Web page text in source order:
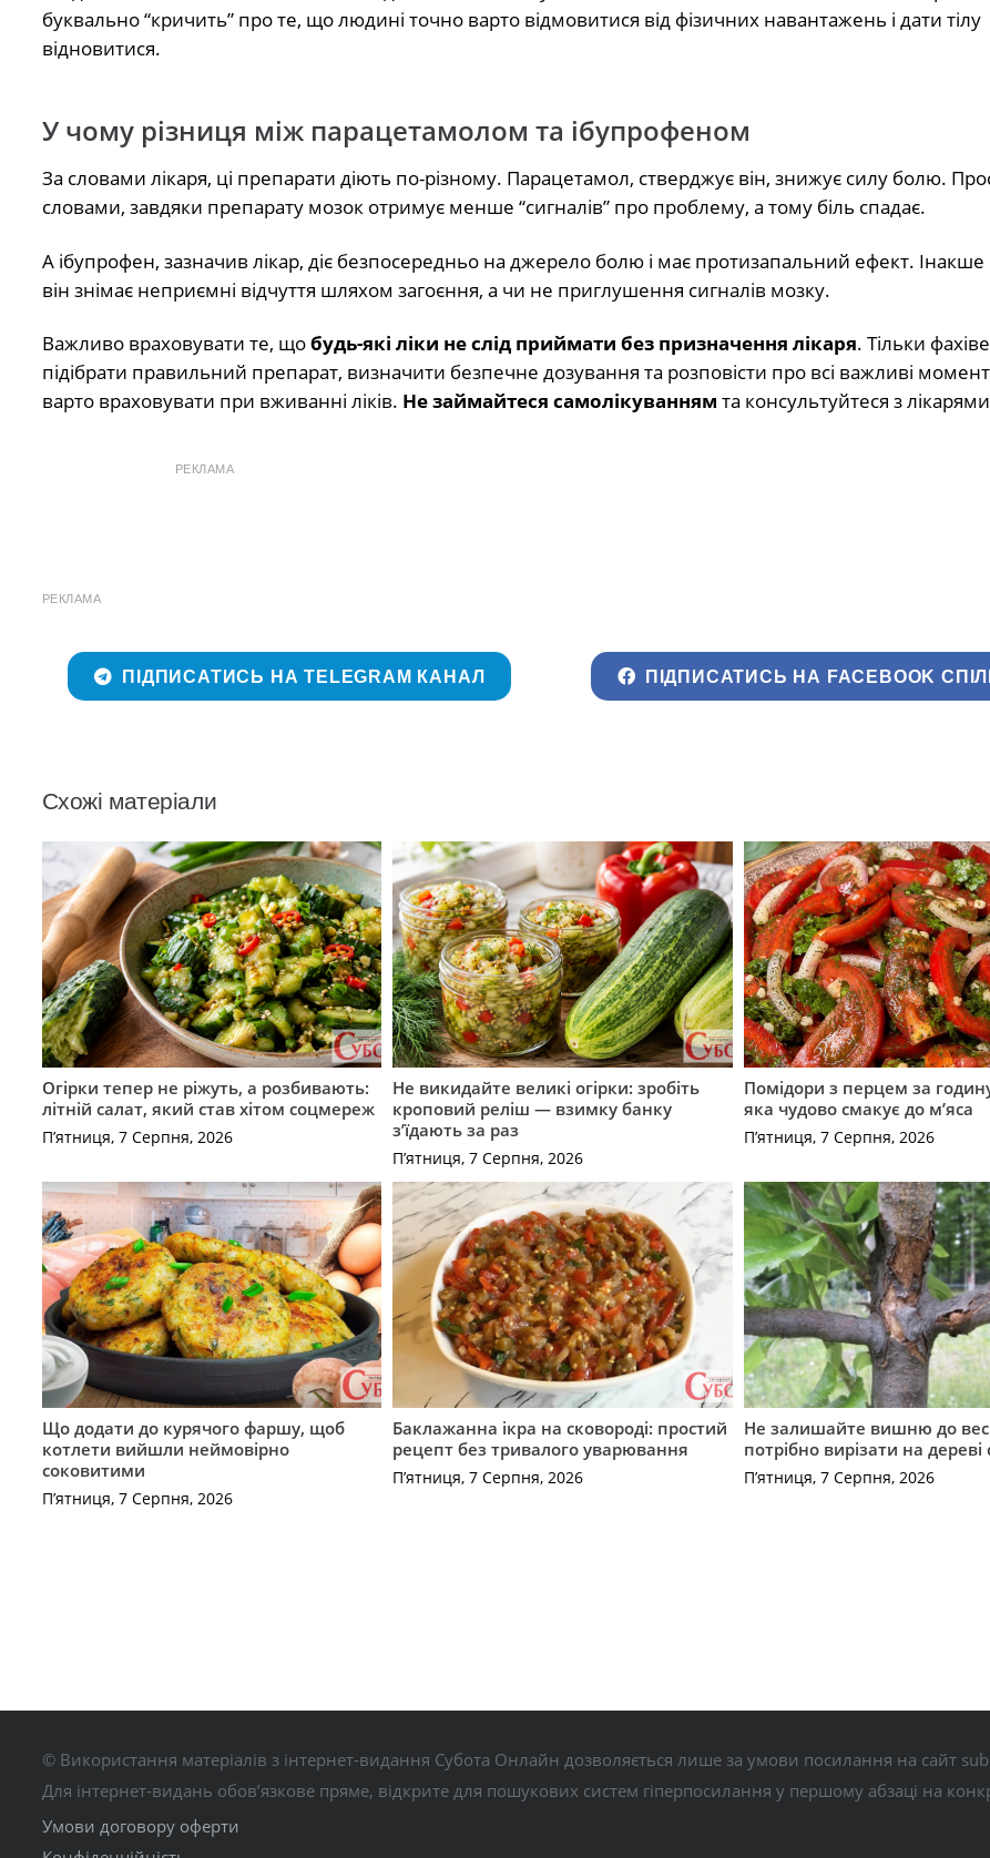
буквально “кричить” про те, що людині точно варто відмовитися від фізичних навантажень і дати тілу
відновитися.
У чому різниця між парацетамолом та ібупрофеном
За словами лікаря, ці препарати діють по-різному. Парацетамол, стверджує він, знижує силу болю.
словами, завдяки препарату мозок отримує менше “сигналів” про проблему, а тому біль спадає.
А ібупрофен, зазначив лікар, діє безпосередньо на джерело болю і має протизапальний ефект.
він знімає неприємні відчуття шляхом загоєння, а чи не приглушення сигналів мозку.
Важливо враховувати те, щобудь-які ліки не слід приймати без призначення лікаря. Тільки
підібрати правильний препарат, визначити безпечне дозування та розповісти про всі важливі
варто враховувати при вживанні ліків. Не займайтеся самолікуванням та консультуйтеся з
РЕКЛАМА
РЕКЛАМА
ПІДПИСАТИСЬ НА TELEGRAM КАНАЛ ПІДПИСАТИСЬ НА FACEBOOK
Схожі матеріали
Огірки тепер не ріжуть, а розбивають:
літній салат, який став хітом соцмереж
П’ятниця, 7 Серпня, 2026
Не викидайте великі огірки: зробіть
кроповий реліш — взимку банку
з’їдають за раз
П’ятниця, 7 Серпня, 2026
Помідори з перцем за
яка чудово смакує до м’яса
П’ятниця, 7 Серпня, 2026
Що додати до курячого фаршу, щоб
котлети вийшли неймовірно
соковитими
П’ятниця, 7 Серпня, 2026
Баклажанна ікра на сковороді: простий
рецепт без тривалого уварювання
П’ятниця, 7 Серпня, 2026
Не залишайте вишню до
потрібно вирізати на
П’ятниця, 7 Серпня, 2026
© Використання матеріалів з інтернет-видання Субота Онлайн дозволяється лише за умови посилання на сайт
Для інтернет-видань обов’язкове пряме, відкрите для пошукових систем гіперпосилання у першому абзаці на
Умови договору оферти